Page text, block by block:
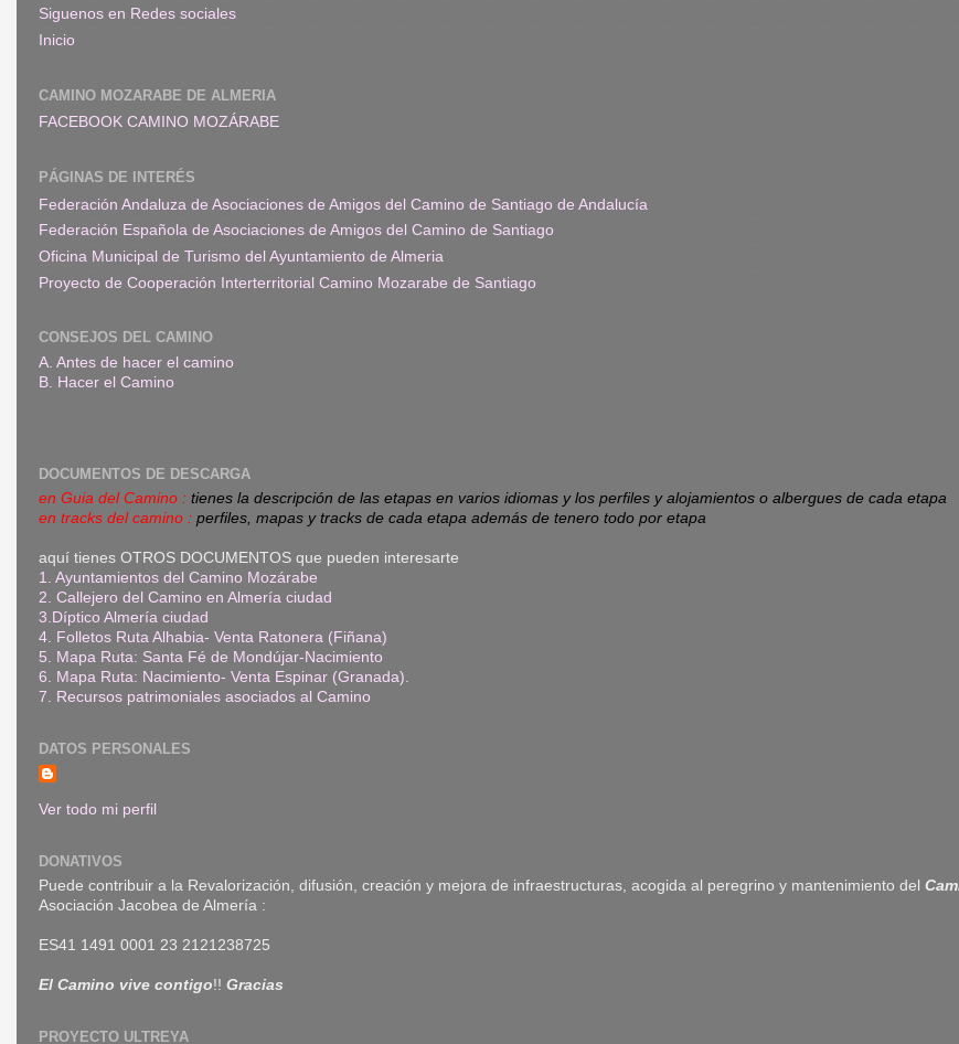
Siguenos en Redes sociales
Inicio
CAMINO MOZARABE DE ALMERIA
FACEBOOK CAMINO MOZÁRABE
PÁGINAS DE INTERÉS
Federación Andaluza de Asociaciones de Amigos del Camino de Santiago de Andalucía
Federación Española de Asociaciones de Amigos del Camino de Santiago
Oficina Municipal de Turismo del Ayuntamiento de Almeria
Proyecto de Cooperación Interterritorial Camino Mozarabe de Santiago
CONSEJOS DEL CAMINO
A. Antes de hacer el camino
B. Hacer el Camino
DOCUMENTOS DE DESCARGA
en Guia del Camino : tienes la descripción de las etapas en varios idiomas y los perfiles y alojamientos o albergues de cada etapa
en tracks del camino : perfiles, mapas y tracks de cada etapa además de tenero todo por etapa
aquí tienes OTROS DOCUMENTOS que pueden interesarte
1. Ayuntamientos del Camino Mozárabe
2. Callejero del Camino en Almería ciudad
3.Díptico Almería ciudad
4. Folletos Ruta Alhabia- Venta Ratonera (Fiñana)
5. Mapa Ruta: Santa Fé de Mondújar-Nacimiento
6. Mapa Ruta: Nacimiento- Venta Espinar (Granada).
7. Recursos patrimoniales asociados al Camino
DATOS PERSONALES
Ver todo mi perfil
DONATIVOS
Puede contribuir a la Revalorización, difusión, creación y mejora de infraestructuras, acogida al peregrino y mantenimiento del
Asociación Jacobea de Almería :
ES41 1491 0001 23 2121238725
El Camino vive contigo!! Gracias
PROYECTO ULTREYA